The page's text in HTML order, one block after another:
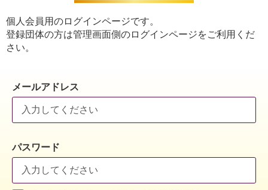
個人会員用のログインページです。
登録団体の方は管理画面側のログインページをご利用くだ
さい。
メールアドレス
パスワード